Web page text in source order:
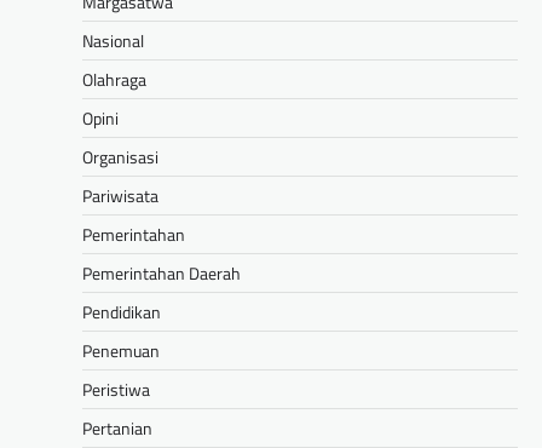
Nasional
Olahraga
Opini
Organisasi
Pariwisata
Pemerintahan
Pemerintahan Daerah
Pendidikan
Penemuan
Peristiwa
Pertanian